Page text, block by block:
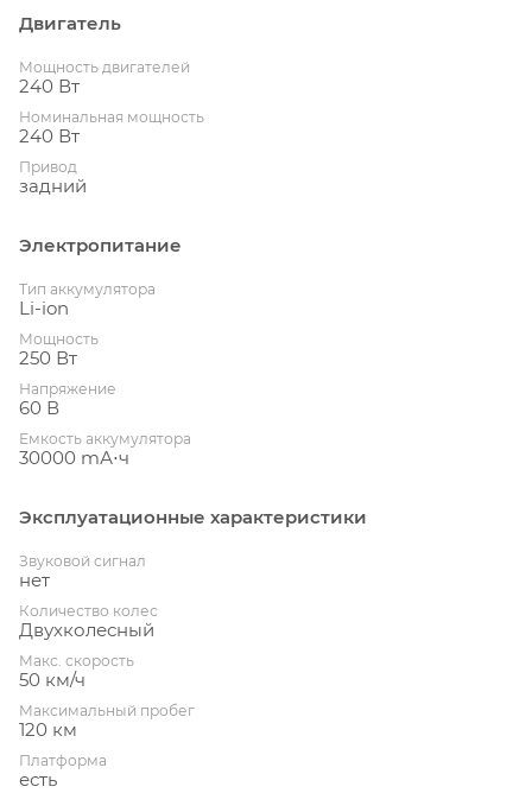
Двигатель
Мощность двигателей
240 Вт
Номинальная мощность
240 Вт
Привод
задний
Электропитание
Тип аккумулятора
Li-ion
Мощность
250 Вт
Напряжение
60 В
Емкость аккумулятора
30000 mА⋅ч
Эксплуатационные характеристики
Звуковой сигнал
нет
Количество колес
Двухколесный
Макс. скорость
50 км/ч
Максимальный пробег
120 км
Платформа
есть